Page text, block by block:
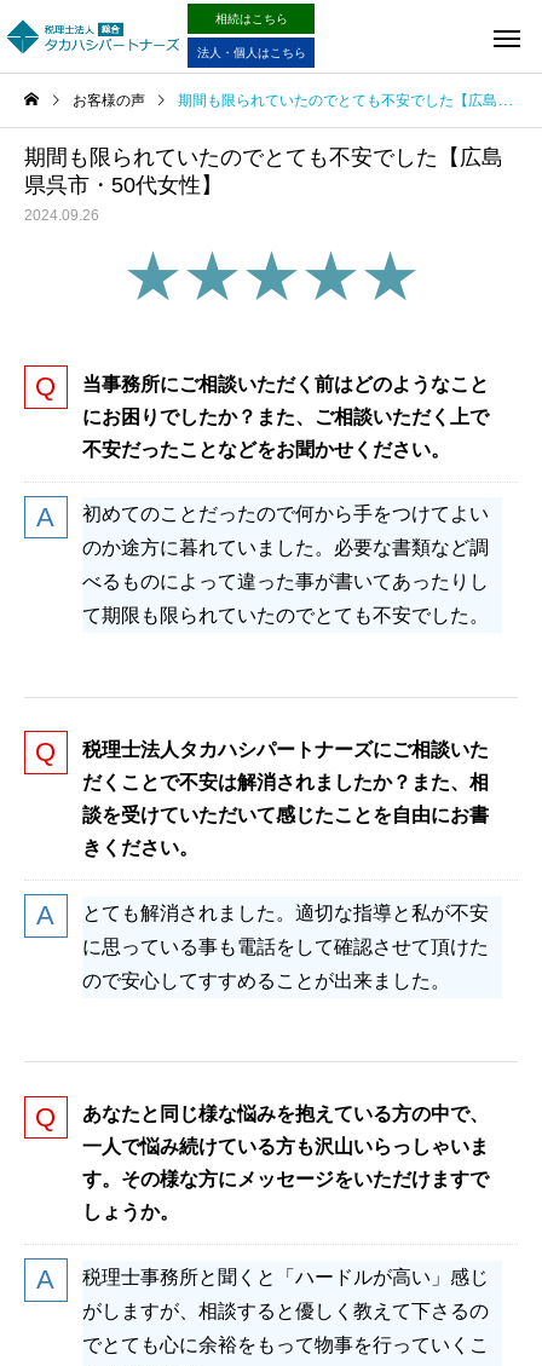
相続はこちら
法人・個人はこちら
お客様の声 期間も限られていたのでとても不安でした【広島県呉市・50代女性】
期間も限られていたのでとても不安でした【広島
県呉市・50代女性】
2024.09.26
★★★★★
当事務所にご相談いただく前はどのようなこと
にお困りでしたか？また、ご相談いただく上で
不安だったことなどをお聞かせください。
初めてのことだったので何から手をつけてよい
のか途方に暮れていました。必要な書類など調
べるものによって違った事が書いてあったりし
て期限も限られていたのでとても不安でした。
税理士法人タカハシパートナーズにご相談いた
だくことで不安は解消されましたか？また、相
談を受けていただいて感じたことを自由にお書
きください。
とても解消されました。適切な指導と私が不安
に思っている事も電話をして確認させて頂けた
ので安心してすすめることが出来ました。
あなたと同じ様な悩みを抱えている方の中で、
一人で悩み続けている方も沢山いらっしゃいま
す。その様な方にメッセージをいただけますで
しょうか。
税理士事務所と聞くと「ハードルが高い」感じ
がしますが、相談すると優しく教えて下さるの
でとても心に余裕をもって物事を行っていくこ